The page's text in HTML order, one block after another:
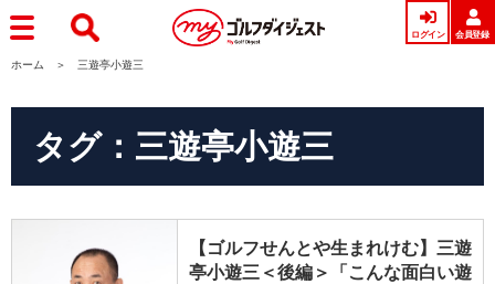
ログイン 会員登録
ホーム 三遊亭小遊三
タグ：三遊亭小遊三
【ゴルフせんとや生まれけむ】三遊
亭小遊三＜後編＞「こんな面白い遊